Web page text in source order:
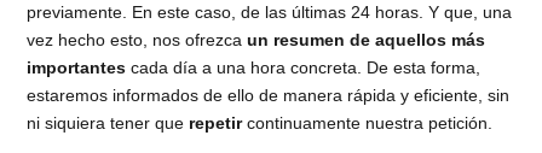
previamente. En este caso, de las últimas 24 horas. Y que, una
vez hecho esto, nos ofrezcaun resumen de aquellos más
importantes cada día a una hora concreta. De esta forma,
estaremos informados de ello de manera rápida y eficiente, sin
ni siquiera tener que repetircontinuamente nuestra petición.